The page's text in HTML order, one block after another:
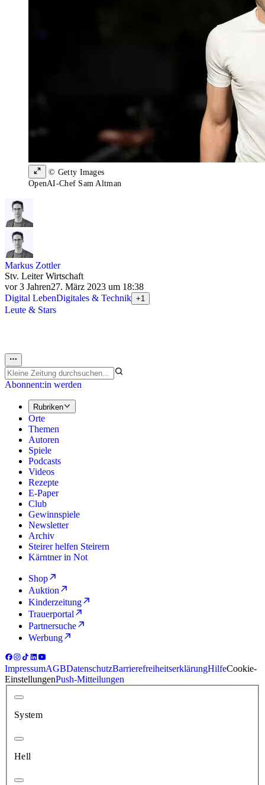
© Getty Images
OpenAI-Chef Sam Altman
Markus Zottler
Stv. Leiter Wirtschaft
vor 3 Jahren27. März 2023 um 18:38
Digital LebenDigitales & Technik +1
Leute & Stars
Abonnent:in werden
Rubriken
Orte
Themen
Autoren
Spiele
Podcasts
Videos
Rezepte
E-Paper
Club
Gewinnspiele
Newsletter
Archiv
Steirer helfen Steirern
Kärntner in Not
Shop
Auktion
Kinderzeitung
Trauerportal
Partnersuche
Werbung
ImpressumAGBDatenschutzBarrierefreiheitserklärungHilfeCookie-
EinstellungenPush-Mitteilungen
System
Hell